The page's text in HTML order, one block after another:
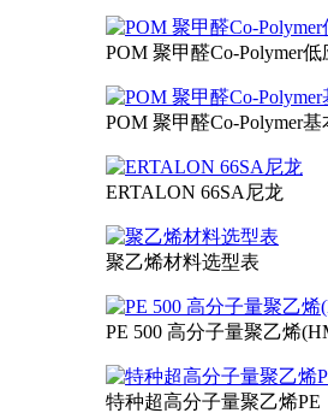
POM 聚甲醛Co-Polymer低
POM 聚甲醛Co-Polymer基
ERTALON 66SA尼龙
聚乙烯材料选型表
PE 500 高分子量聚乙烯
特种超高分子量聚乙烯PE